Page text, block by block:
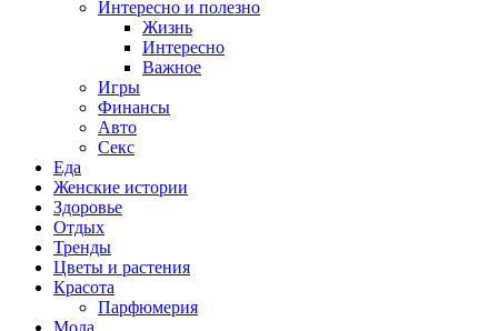
Интересно и полезно
Жизнь
Интересно
Важное
Игры
Финансы
Авто
Секс
Еда
Женские истории
Здоровье
Отдых
Тренды
Цветы и растения
Красота
Парфюмерия
Мода